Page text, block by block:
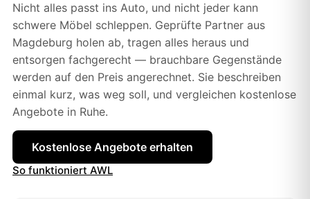
Nicht alles passt ins Auto, und nicht jeder kann
schwere Möbel schleppen. Geprüfte Partner aus
Magdeburg holen ab, tragen alles heraus und
entsorgen fachgerecht — brauchbare Gegenstände
werden auf den Preis angerechnet. Sie beschreiben
einmal kurz, was weg soll, und vergleichen kostenlose
Angebote in Ruhe.
Kostenlose Angebote erhalten
So funktioniert AWL